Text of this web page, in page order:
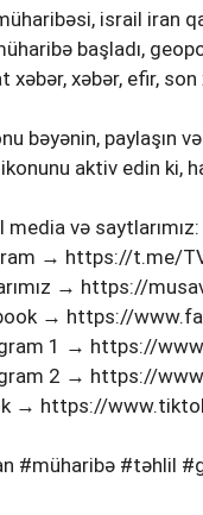
israil iran
başladı,
xəbər, xəbər, efir, son
bəyənin, paylaşın
aktiv edin ki,
media və saytlarımız:
→ https://t.me/
→ https://
→ https://
1 → https://
2 → https://
→ https://
#müharibə #təhlil